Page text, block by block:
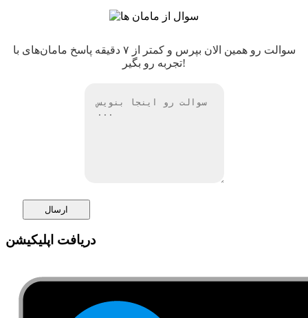
سوالت رو همین الان بپرس و کمتر از ۷ دقیقه پاسخ مامان‌های با
تجربه رو بگیر!
ارسال
دریافت اپلیکیشن